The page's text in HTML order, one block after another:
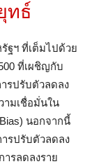
ทธ์
ฐฯ ที่เต็มไปด้วย
ที่เผชิญกับ
รปรับตัวลดลง
ามเชื่อมั่นใน
นอกจากนี้
รปรับตัวลดลง
รลดลงราย